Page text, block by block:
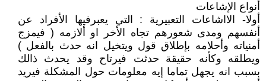
أنواع الإشاعات
أولا- الااشاعات التعبيرية : التي يعبرفيها الأفراد عن
أنفسهم ومدى شعورهم تجاه الأخر او ألازمه ( فيمزج
أمنياته وأحلامه بإطلاق قول ويتخيل انه حدث بالفعل )
ويطلقه وكأنه حقيقة حدثت فيرتاح وقد يحدث ذالك
بسبب انه يجهل تماما إيه معلومات حول المشكلة فيريد